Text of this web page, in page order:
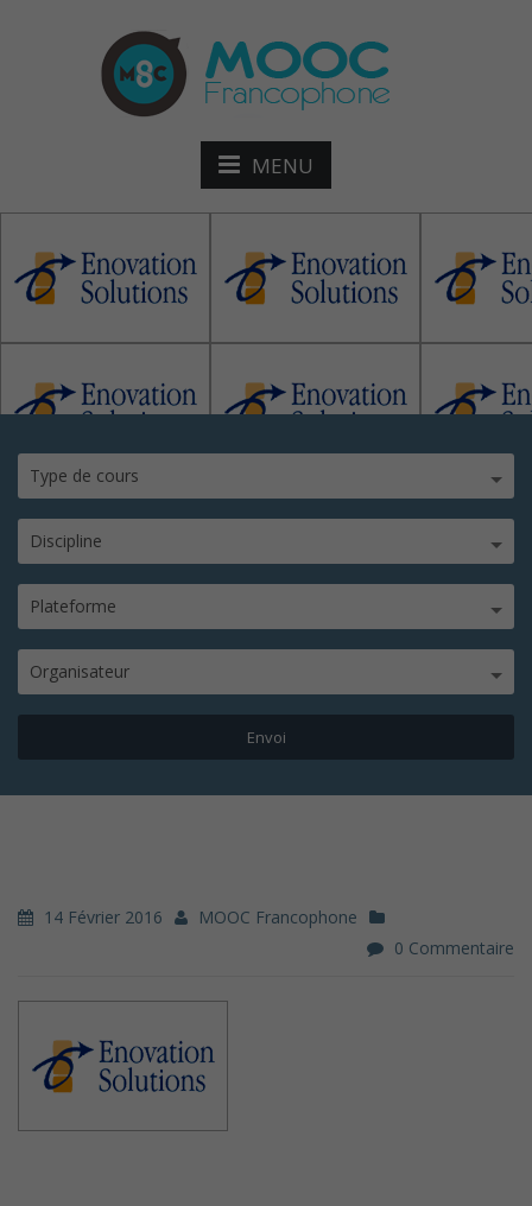
MENU
Enovation-solutions
Type de cours
Discipline
Plateforme
Organisateur
14 Février 2016
MOOC Francophone
0 Commentaire